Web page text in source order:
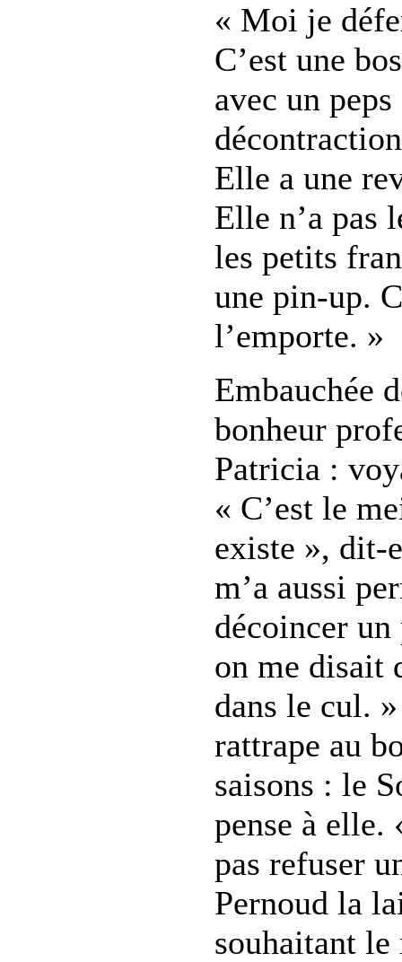
« Moi je
C’est une
avec un
Elle a une
Elle n’a pas
les petits
une pin-up.
l’emporte. »
Embauchée
bonheur
Patricia :
« C’est le
existe », dit-
m’a aussi
décoincer
on me disait
dans le cul.
rattrape au
saisons : le
pense à elle.
pas refuser
Pernoud la
souhaitant